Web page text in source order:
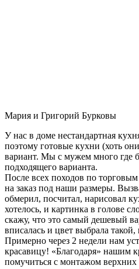
Мария и Григорий Бурковы
У нас в доме нестандартная
поэтому готовые кухни (хоть
вариант. Мы с мужем много где
подходящего варианта.
После всех походов по
на заказ под наши размеры.
обмерил, посчитал, нарисовал
хотелось, и картинка в голове
скажу, что это самый дешевый
вписалась и цвет выбрала такой,
Примерно через 2 недели нам
красавицу! «Благодаря» нашим
помучиться с монтажом верхних